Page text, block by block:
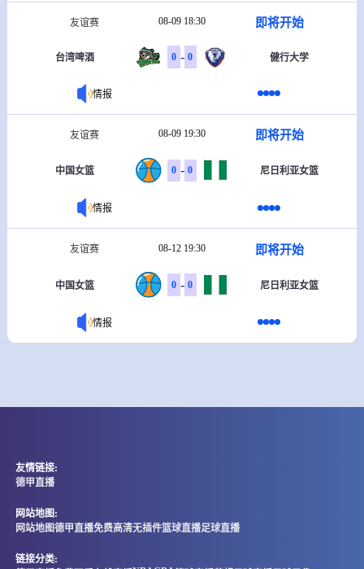
友谊赛 08-09 18:30 即将开始
台湾啤酒 0 - 0 健行大学
情报
友谊赛 08-09 19:30 即将开始
中国女篮 0 - 0 尼日利亚女篮
情报
友谊赛 08-12 19:30 即将开始
中国女篮 0 - 0 尼日利亚女篮
情报
友情链接:
德甲直播
网站地图:
网站地图德甲直播免费高清无插件篮球直播足球直播
链接分类: